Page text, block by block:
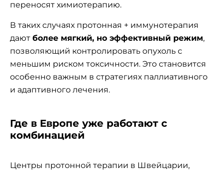
переносят химиотерапию.
В таких случаях протонная + иммунотерапия
дают более мягкий, но эффективный режим,
позволяющий контролировать опухоль с
меньшим риском токсичности. Это становится
особенно важным в стратегиях паллиативного
и адаптивного лечения.
Где в Европе уже работают с
комбинацией
Центры протонной терапии в Швейцарии,